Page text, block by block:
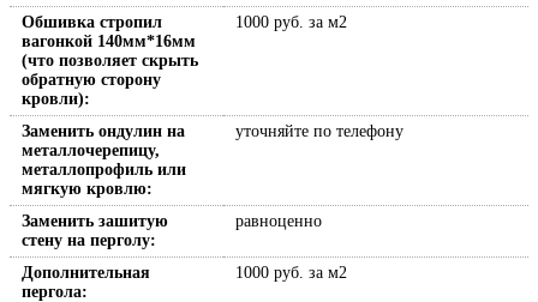
Обшивка стропил
вагонкой 140мм*16мм
(что позволяет скрыть
обратную сторону
кровли):
1000 руб. за м2
Заменить ондулин на
металлочерепицу,
металлопрофиль или
мягкую кровлю:
уточняйте по телефону
Заменить зашитую
стену на перголу:
равноценно
Дополнительная
пергола:
1000 руб. за м2